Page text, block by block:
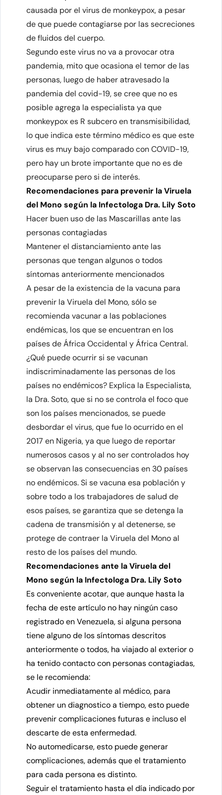
causada por el virus de monkeypox, a pesar
de que puede contagiarse por las secreciones
de fluidos del cuerpo.
Segundo este virus no va a provocar otra
pandemia, mito que ocasiona el temor de las
personas, luego de haber atravesado la
pandemia del covid-19, se cree que no es
posible agrega la especialista ya que
monkeypox es R subcero en transmisibilidad,
lo que indica este término médico es que este
virus es muy bajo comparado con COVID-19,
pero hay un brote importante que no es de
preocuparse pero si de interés.
Recomendaciones para prevenir la Viruela
del Mono según la Infectologa Dra. Lily Soto
Hacer buen uso de las Mascarillas ante las
personas contagiadas
Mantener el distanciamiento ante las
personas que tengan algunos o todos
síntomas anteriormente mencionados
A pesar de la existencia de la vacuna para
prevenir la Viruela del Mono, sólo se
recomienda vacunar a las poblaciones
endémicas, los que se encuentran en los
países de África Occidental y África Central.
¿Qué puede ocurrir si se vacunan
indiscriminadamente las personas de los
países no endémicos? Explica la Especialista,
la Dra. Soto, que si no se controla el foco que
son los países mencionados, se puede
desbordar el virus, que fue lo ocurrido en el
2017 en Nigeria, ya que luego de reportar
numerosos casos y al no ser controlados hoy
se observan las consecuencias en 30 países
no endémicos. Si se vacuna esa población y
sobre todo a los trabajadores de salud de
esos países, se garantiza que se detenga la
cadena de transmisión y al detenerse, se
protege de contraer la Viruela del Mono al
resto de los países del mundo.
Recomendaciones ante la Viruela del
Mono según la Infectologa Dra. Lily Soto
Es conveniente acotar, que aunque hasta la
fecha de este artículo no hay ningún caso
registrado en Venezuela, si alguna persona
tiene alguno de los síntomas descritos
anteriormente o todos, ha viajado al exterior o
ha tenido contacto con personas contagiadas,
se le recomienda:
Acudir inmediatamente al médico, para
obtener un diagnostico a tiempo, esto puede
prevenir complicaciones futuras e incluso el
descarte de esta enfermedad.
No automedicarse, esto puede generar
complicaciones, además que el tratamiento
para cada persona es distinto.
Seguir el tratamiento hasta el día indicado por